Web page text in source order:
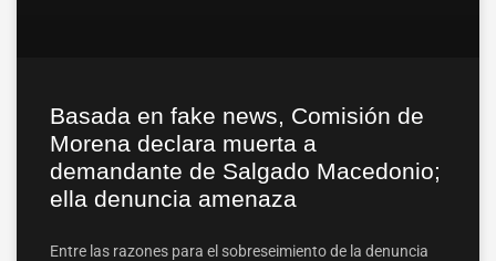
Basada en fake news, Comisión de
Morena declara muerta a
demandante de Salgado Macedonio;
ella denuncia amenaza
Entre las razones para el sobreseimiento de la denuncia